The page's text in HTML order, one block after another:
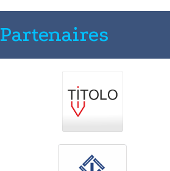
Partenaires